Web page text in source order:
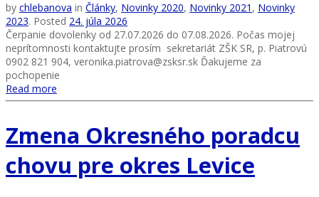
by chlebanova in Články, Novinky 2020, Novinky 2021 , Novinky
2023. Posted 24. júla 2026
Čerpanie dovolenky od 27.07.2026 do 07.08.2026. Počas mojej
neprítomnosti kontaktujte prosím sekretariát ZŠK SR, p. Piatrovú
0902 821 904, veronika.piatrova@zsksr.sk Ďakujeme za
pochopenie
Read more
Zmena Okresného poradcu
chovu pre okres Levice